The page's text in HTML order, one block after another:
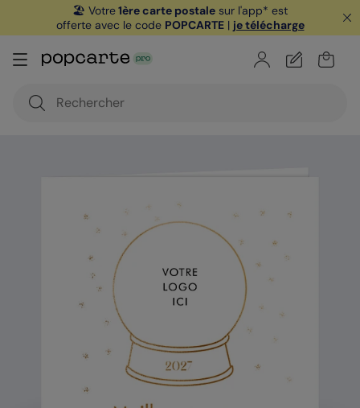
🏖️ Votre1ère carte postale sur l'app* est
offerte avec le code POPCARTE| je télécharge